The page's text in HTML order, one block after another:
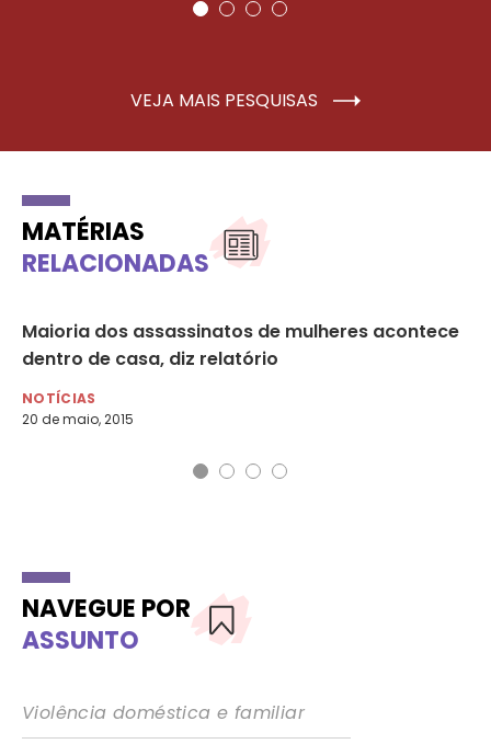
VEJA MAIS PESQUISAS
MATÉRIAS
RELACIONADAS
Maioria dos assassinatos de mulheres acontece
dentro de casa, diz relatório
NOTÍCIAS
20 de maio, 2015
NAVEGUE POR
ASSUNTO
Violência doméstica e familiar